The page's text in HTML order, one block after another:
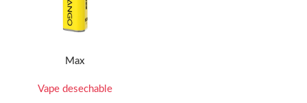
Max
Vape desechable